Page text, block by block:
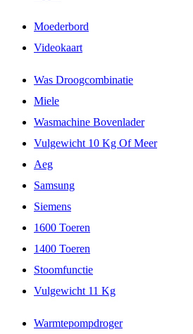
Moederbord
Videokaart
Was Droogcombinatie
Miele
Wasmachine Bovenlader
Vulgewicht 10 Kg Of Meer
Aeg
Samsung
Siemens
1600 Toeren
1400 Toeren
Stoomfunctie
Vulgewicht 11 Kg
Warmtepompdroger